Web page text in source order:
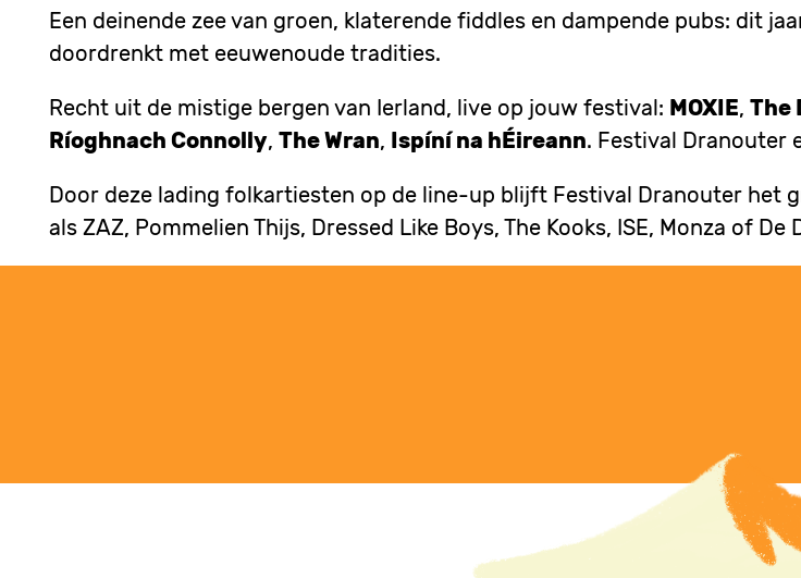
Een deinende zee van groen, klaterende fiddles en dampende pubs: dit
doordrenkt met eeuwenoude tradities.
Recht uit de mistige bergen van Ierland, live op jouw festival: MOXIE, The
Ríoghnach Connolly, The Wran, Ispíní na hÉireann. Festival Dranouter
Door deze lading folkartiesten op de line-up blijft Festival Dranouter het
als ZAZ, Pommelien Thijs, Dressed Like Boys, The Kooks, ISE, Monza of De